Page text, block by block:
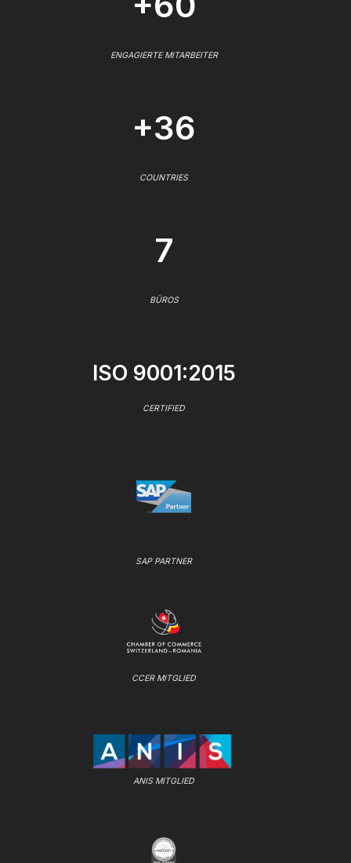
ENGAGIERTE MITARBEITER
+36
COUNTRIES
7
BÜROS
ISO 9001:2015
CERTIFIED
SAP PARTNER
CCER MITGLIED
ANIS MITGLIED